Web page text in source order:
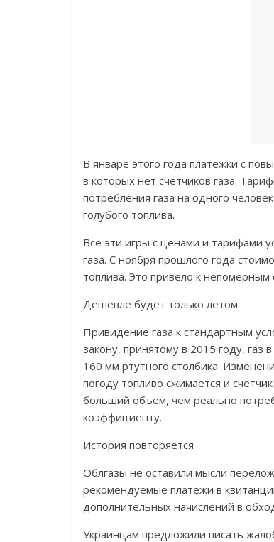
В январе этого года платежки с
в которых нет счетчиков газа.
потребления газа на одного
голубого топлива.
Все эти игры с ценами и тарифами
газа. С ноября прошлого года
топлива. Это привело к
Дешевле будет только летом
Привидение газа к стандартным
закону, принятому в 2015 году, газ
160 мм ртутного столбика.
погоду топливо сжимается и
больший объем, чем реально
коэффициенту.
История повторяется
Облгазы не оставили мысли
рекомендуемые платежи в
дополнительных начислений в
Украинцам предложили писать